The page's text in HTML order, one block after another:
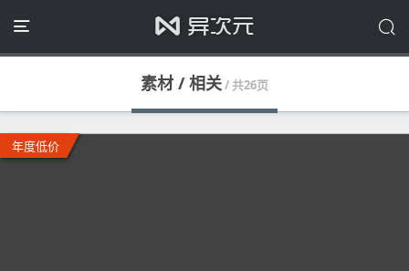
素材 / 相关/ 共26页
年度低价